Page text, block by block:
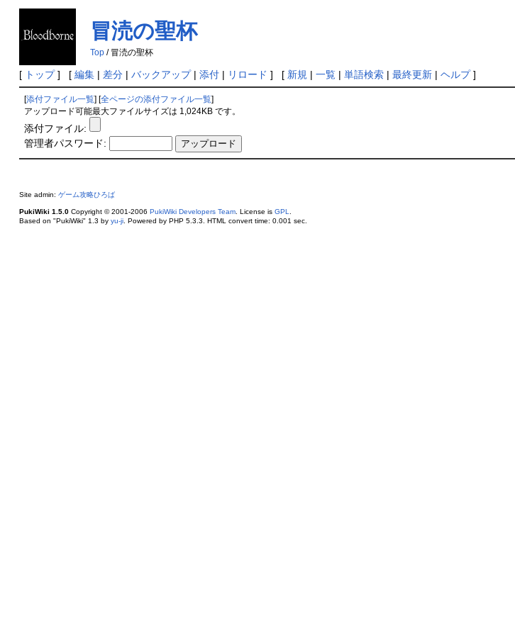
冒涜の聖杯への添付
Top/ 冒涜の聖杯
[ トップ] [ 編集| 差分| バックアップ| 添付| リロード ] [ 新規 | 一覧| 単語検索| 最終更新| ヘルプ]
[添付ファイル一覧 ] [全ページの添付ファイル一覧
アップロード可能最大ファイルサイズは 1,024KB です。
添付ファイル:
管理者パスワード:
Site admin: ゲーム攻略ひろば
PukiWiki 1.5.0Copyright © 2001-2006 PukiWiki Developers Team. License is GPL
Based on "PukiWiki" 1.3 by yu-ji. Powered by PHP 5.3.3. HTML convert time: 0.001 sec.